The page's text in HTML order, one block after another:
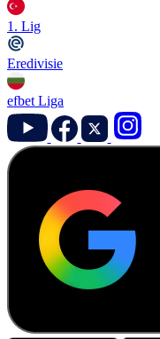
1. Lig
Eredivisie
efbet Liga